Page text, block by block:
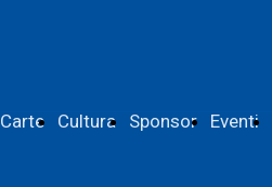
Carte Cultura Sponsor Eventi